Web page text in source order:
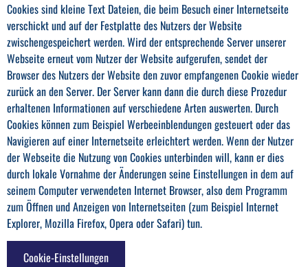
Cookies sind kleine Text Dateien, die beim Besuch einer Internetseite
verschickt und auf der Festplatte des Nutzers der Website
zwischengespeichert werden. Wird der entsprechende Server unserer
Webseite erneut vom Nutzer der Website aufgerufen, sendet der
Browser des Nutzers der Website den zuvor empfangenen Cookie wieder
zurück an den Server. Der Server kann dann die durch diese Prozedur
erhaltenen Informationen auf verschiedene Arten auswerten. Durch
Cookies können zum Beispiel Werbeeinblendungen gesteuert oder das
Navigieren auf einer Internetseite erleichtert werden. Wenn der Nutzer
der Webseite die Nutzung von Cookies unterbinden will, kann er dies
durch lokale Vornahme der Änderungen seine Einstellungen in dem auf
seinem Computer verwendeten Internet Browser, also dem Programm
zum Öffnen und Anzeigen von Internetseiten (zum Beispiel Internet
Explorer, Mozilla Firefox, Opera oder Safari) tun.
Cookie-Einstellungen